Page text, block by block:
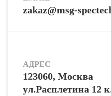
zakaz@msg-
АДРЕС
123060, Москва
ул.Расплетина 12